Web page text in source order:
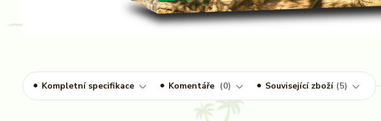
Kompletní specifikace Komentáře 0 Související zboží 5